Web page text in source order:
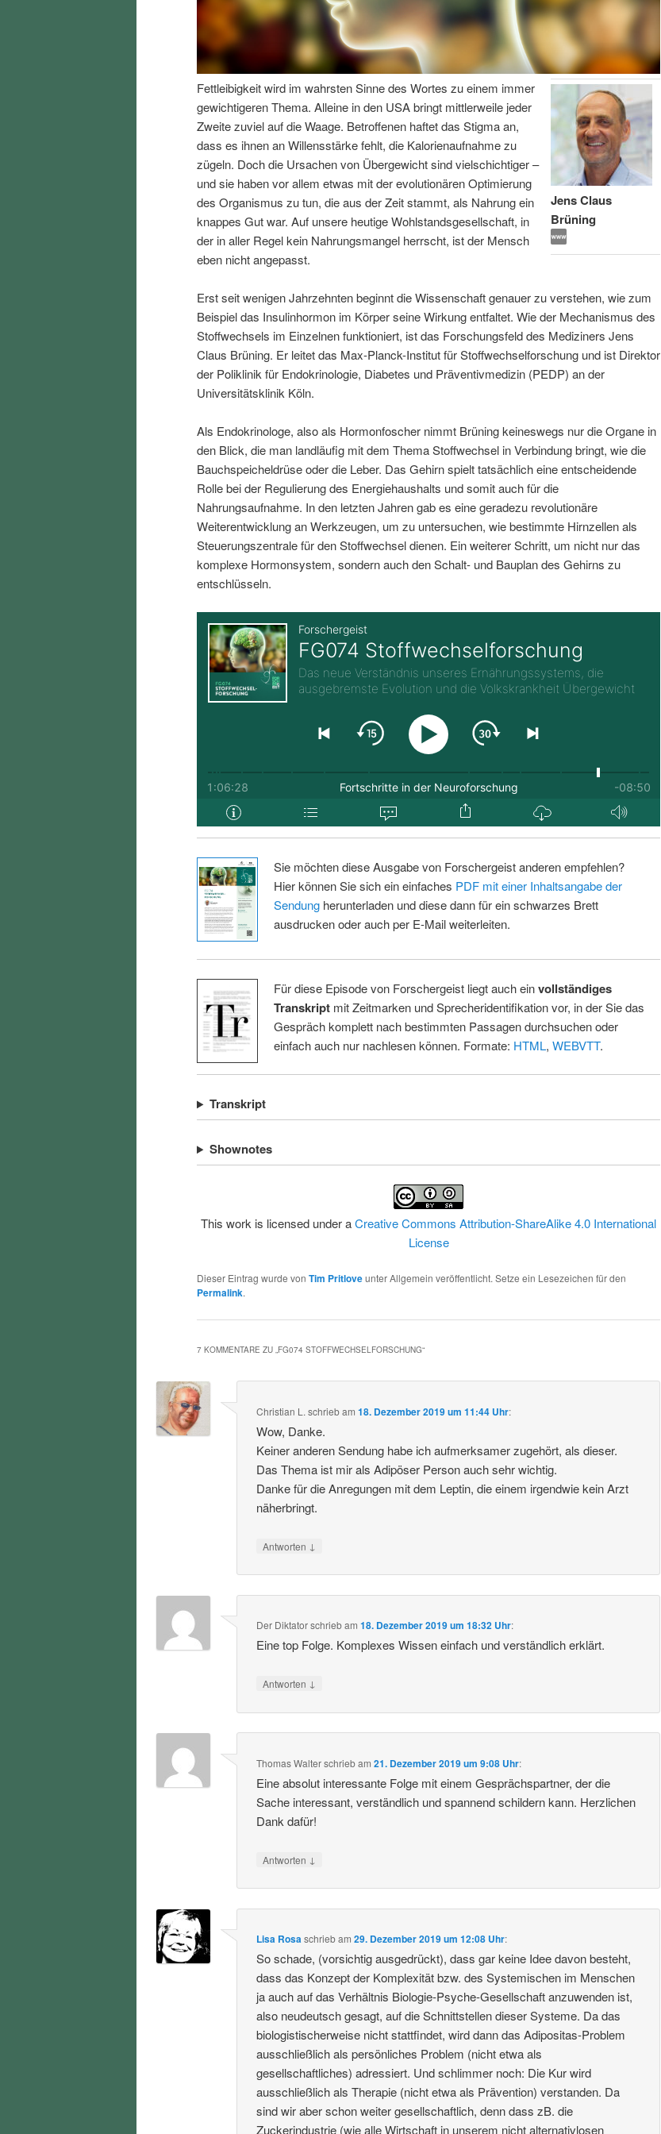
n
t
s
p
r
i
g
e
n
n
h
a
l
t
s
p
i
n
g
e
Jens Claus
Brüning
Fettleibigkeit wird im wahrsten Sinne des Wortes zu einem immer
gewichtigeren Thema. Alleine in den USA bringt mittlerweile jeder
Zweite zuviel auf die Waage. Betroffenen haftet das Stigma an,
dass es ihnen an Willensstärke fehlt, die Kalorienaufnahme zu
zügeln. Doch die Ursachen von Übergewicht sind vielschichtiger –
und sie haben vor allem etwas mit der evolutionären Optimierung
des Organismus zu tun, die aus der Zeit stammt, als Nahrung ein
knappes Gut war. Auf unsere heutige Wohlstandsgesellschaft, in
der in aller Regel kein Nahrungsmangel herrscht, ist der Mensch
eben nicht angepasst.
Erst seit wenigen Jahrzehnten beginnt die Wissenschaft genauer zu verstehen, wie zum
Beispiel das Insulinhormon im Körper seine Wirkung entfaltet. Wie der Mechanismus des
Stoffwechsels im Einzelnen funktioniert, ist das Forschungsfeld des Mediziners Jens
Claus Brüning. Er leitet das Max-Planck-Institut für Stoffwechselforschung und ist Direktor
der Poliklinik für Endokrinologie, Diabetes und Präventivmedizin (PEDP) an der
Universitätsklinik Köln.
Als Endokrinologe, also als Hormonfoscher nimmt Brüning keineswegs nur die Organe in
den Blick, die man landläufig mit dem Thema Stoffwechsel in Verbindung bringt, wie die
Bauchspeicheldrüse oder die Leber. Das Gehirn spielt tatsächlich eine entscheidende
Rolle bei der Regulierung des Energiehaushalts und somit auch für die
Nahrungsaufnahme. In den letzten Jahren gab es eine geradezu revolutionäre
Weiterentwicklung an Werkzeugen, um zu untersuchen, wie bestimmte Hirnzellen als
Steuerungszentrale für den Stoffwechsel dienen. Ein weiterer Schritt, um nicht nur das
komplexe Hormonsystem, sondern auch den Schalt- und Bauplan des Gehirns zu
entschlüsseln.
Sie möchten diese Ausgabe von Forschergeist anderen empfehlen?
Hier können Sie sich ein einfaches PDF mit einer Inhaltsangabe der
Sendungherunterladen und diese dann für ein schwarzes Brett
ausdrucken oder auch per E-Mail weiterleiten.
Für diese Episode von Forschergeist liegt auch einvollständiges
Transkriptmit Zeitmarken und Sprecheridentifikation vor, in der Sie das
Gespräch komplett nach bestimmten Passagen durchsuchen oder
einfach auch nur nachlesen können. Formate: HTML, WEBVTT.
Transkript
Shownotes
This work is licensed under aCreative Commons Attribution-ShareAlike 4.0 International
License
Dieser Eintrag wurde von Tim Pritloveunter Allgemein veröffentlicht. Setze ein Lesezeichen für den
Permalink.
7 KOMMENTARE ZU „FG074 STOFFWECHSELFORSCHUNG“
Christian L. schriebam18. Dezember 2019 um 11:44 Uhr:
Wow, Danke.
Keiner anderen Sendung habe ich aufmerksamer zugehört, als dieser.
Das Thema ist mir als Adipöser Person auch sehr wichtig.
Danke für die Anregungen mit dem Leptin, die einem irgendwie kein Arzt
näherbringt.
Antworten ↓
Der Diktatorschriebam18. Dezember 2019 um 18:32 Uhr:
Eine top Folge. Komplexes Wissen einfach und verständlich erklärt.
Antworten ↓
Thomas Walterschriebam21. Dezember 2019 um 9:08 Uhr:
Eine absolut interessante Folge mit einem Gesprächspartner, der die
Sache interessant, verständlich und spannend schildern kann. Herzlichen
Dank dafür!
Antworten ↓
Lisa Rosaschriebam29. Dezember 2019 um 12:08 Uhr:
So schade, (vorsichtig ausgedrückt), dass gar keine Idee davon besteht,
dass das Konzept der Komplexität bzw. des Systemischen im Menschen
ja auch auf das Verhältnis Biologie-Psyche-Gesellschaft anzuwenden ist,
also neudeutsch gesagt, auf die Schnittstellen dieser Systeme. Da das
biologistischerweise nicht stattfindet, wird dann das Adipositas-Problem
ausschließlich als persönliches Problem (nicht etwa als
gesellschaftliches) adressiert. Und schlimmer noch: Die Kur wird
ausschließlich als Therapie (nicht etwa als Prävention) verstanden. Da
sind wir aber schon weiter gesellschaftlich, denn dass zB. die
Zuckerindustrie (wie alle Wirtschaft in unserem nicht alternativlosen